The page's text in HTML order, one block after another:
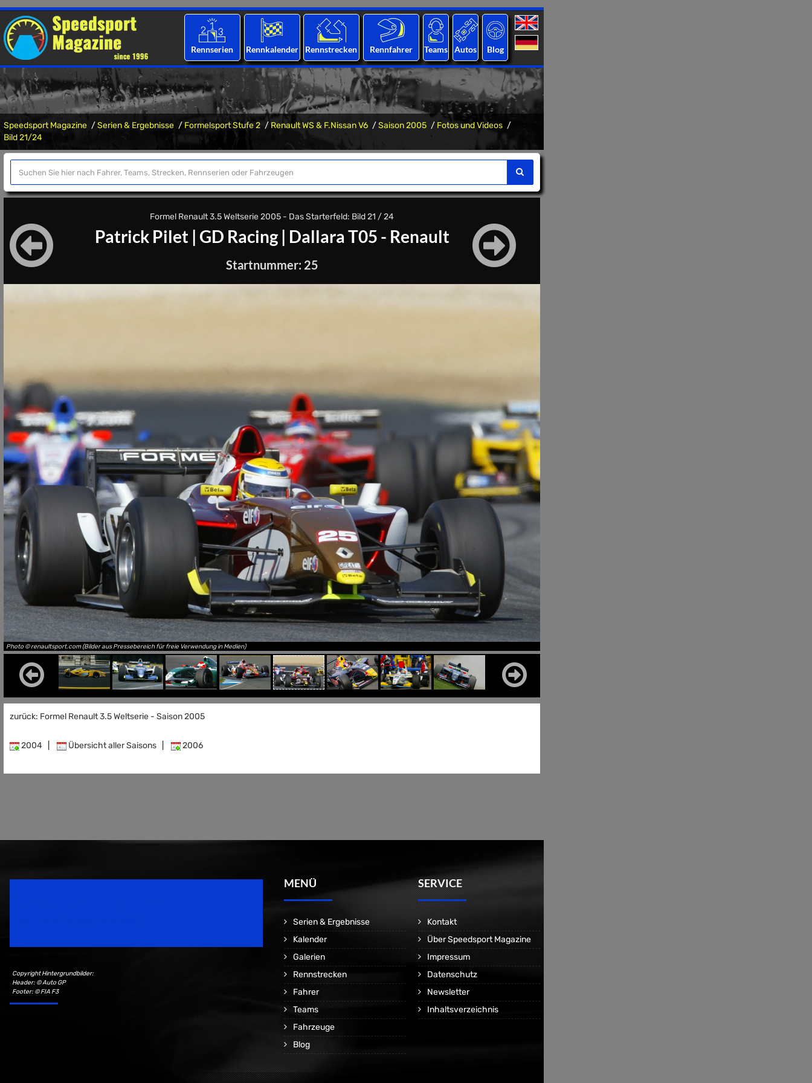
Rennserien Rennkalender Rennstrecken Rennfahrer Teams Autos Blog
Speedsport Magazine Serien & Ergebnisse Formelsport Stufe 2 Renault WS & F.Nissan V6 Saison 2005
Fotos und Videos
Bild 21/24
Formel Renault 3.5 Weltserie 2005 - Das Starterfeld: Bild 21 / 24
Patrick Pilet| GD Racing| Dallara T05 - Renault
Startnummer: 25
Photo © renaultsport.com (Bilder aus Pressebereich für freie Verwendung in Medien)
zurück: Formel Renault 3.5 Weltserie - Saison 2005
2004 Übersicht aller Saisons 2006
Copyright Hintergrundbilder:
Header: © Auto GP
Footer: © FIA F3
MENÜ
Serien & Ergebnisse
Kalender
Galerien
Rennstrecken
Fahrer
Teams
Fahrzeuge
Blog
SERVICE
Kontakt
Über Speedsport Magazine
Impressum
Datenschutz
Newsletter
Inhaltsverzeichnis